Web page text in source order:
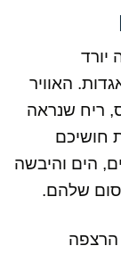
האוויר
ריח שנראה
חושיכם
הים והיבשה
שלהם.
הרצפה